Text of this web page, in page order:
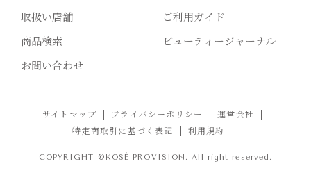
取扱い店舗
ご利用ガイド
商品検索
ビューティージャーナル
お問い合わせ
サイトマップ プライバシーポリシー
運営会社
特定商取引に基づく表記
利用規約
COPYRIGHT ©KOSÉ PROVISION. All right reserved.